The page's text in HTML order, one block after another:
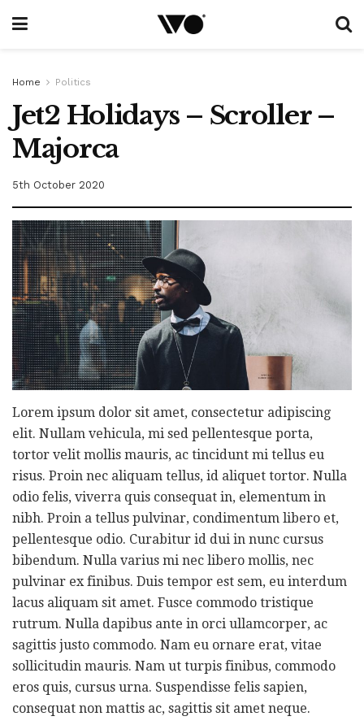
Home Politics
Jet2 Holidays – Scroller –
Majorca
5th October 2020
Lorem ipsum dolor sit amet, consectetur adipiscing
elit. Nullam vehicula, mi sed pellentesque porta,
tortor velit mollis mauris, ac tincidunt mi tellus eu
risus. Proin nec aliquam tellus, id aliquet tortor. Nulla
odio felis, viverra quis consequat in, elementum in
nibh. Proin a tellus pulvinar, condimentum libero et,
pellentesque odio. Curabitur id dui in nunc cursus
bibendum. Nulla varius mi nec libero mollis, nec
pulvinar ex finibus. Duis tempor est sem, eu interdum
lacus aliquam sit amet. Fusce commodo tristique
rutrum. Nulla dapibus ante in orci ullamcorper, ac
sagittis justo commodo. Nam eu ornare erat, vitae
sollicitudin mauris. Nam ut turpis finibus, commodo
eros quis, cursus urna. Suspendisse felis sapien,
consequat non mattis ac, sagittis sit amet neque.